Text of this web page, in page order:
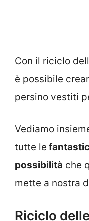
Con il riciclo
è possibile
persino vestiti
Vediamo
tutte le
possibilità che
mette a nostra
Riciclo